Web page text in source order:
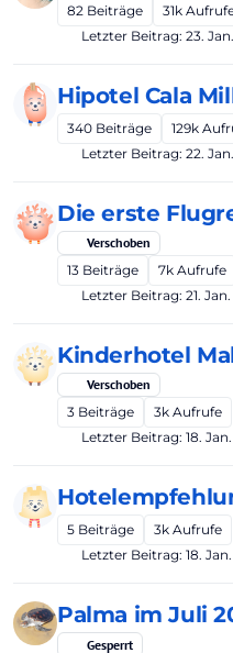
82 Beiträge 31k
Letzter Beitrag: 23.
Hipotel Cala
340 Beiträge 129k
Letzter Beitrag: 22.
Die erste
Verschoben
13 Beiträge 7k Aufrufe
Letzter Beitrag: 21.
Kinderhotel
Verschoben
3 Beiträge 3k Aufrufe
Letzter Beitrag: 18.
5 Beiträge 3k Aufrufe
Letzter Beitrag: 18.
Palma im Juli
Gesperrt